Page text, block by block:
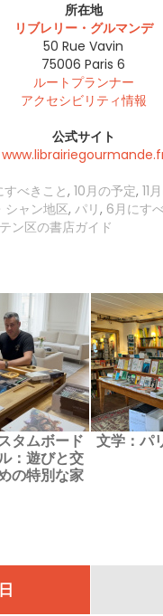
所在地
リブレリー・グルマンデ
50 Rue Vavin
75006 Paris 6
ルートプランナー
アクセシビリティ情報
公式サイト
べきこと, 10月の予定, 11
シャン地区, パリ, 6月にす
ン区の書店ガイド
タムボード
：遊びと交
の特別な家
文学：パ